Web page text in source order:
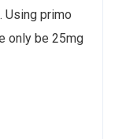
Using primo
only be 25mg